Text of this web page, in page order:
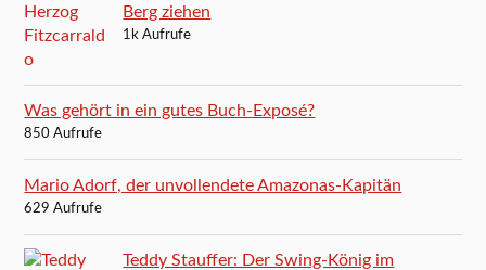
Berg ziehen
1k Aufrufe
Was gehört in ein gutes Buch-Exposé?
850 Aufrufe
Mario Adorf, der unvollendete Amazonas-Kapitän
629 Aufrufe
Teddy Stauffer: Der Swing-König im